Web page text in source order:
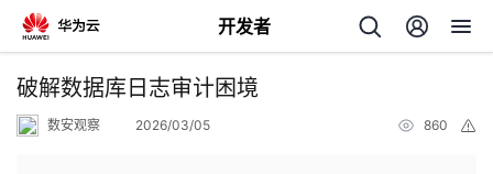
开发者
返
破解数据库日志审计困境
数安观察 2026/03/05 860